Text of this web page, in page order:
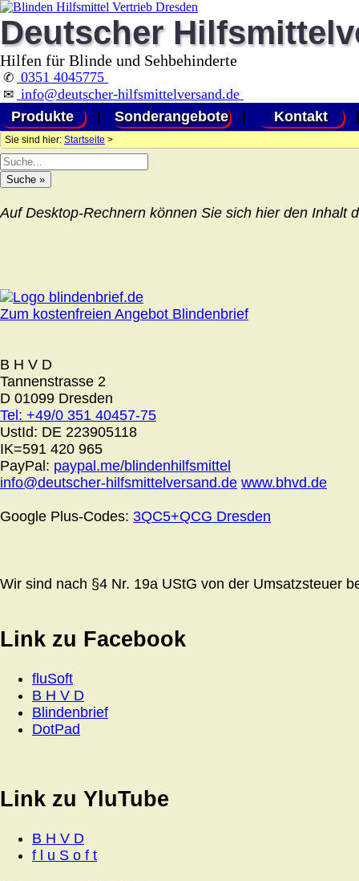
Deutscher
Hilfen für Blinde und Sehbehinderte
✆ 0351 4045775
✉ info@deutscher-hilfsmittelversand.de
Produkte
Sonderangebote Kontakt
Sie sind hier: Startseite >
Auf Desktop-Rechnern können Sie sich hier den Inhalt
Zum kostenfreien Angebot Blindenbrief
B H V D
Tannenstrasse 2
D 01099 Dresden
Tel: +49/0 351 40457-75
UstId: DE 223905118
IK=591 420 965
PayPal: paypal.me/blindenhilfsmittel
info@deutscher-hilfsmittelversand.de www.bhvd.de
Google Plus-Codes: 3QC5+QCG Dresden
Wir sind nach §4 Nr. 19a UStG von der Umsatzsteuer
Link zu Facebook
fluSoft
B H V D
Blindenbrief
DotPad
Link zu YluTube
B H V D
f l u S o f t